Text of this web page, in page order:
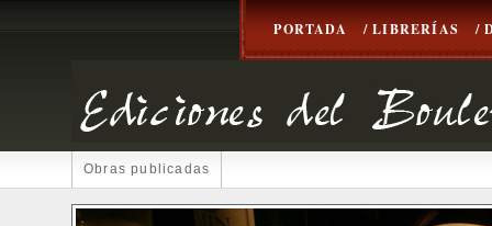
PORTADA / LIBRERÍAS /
Obras publicadas